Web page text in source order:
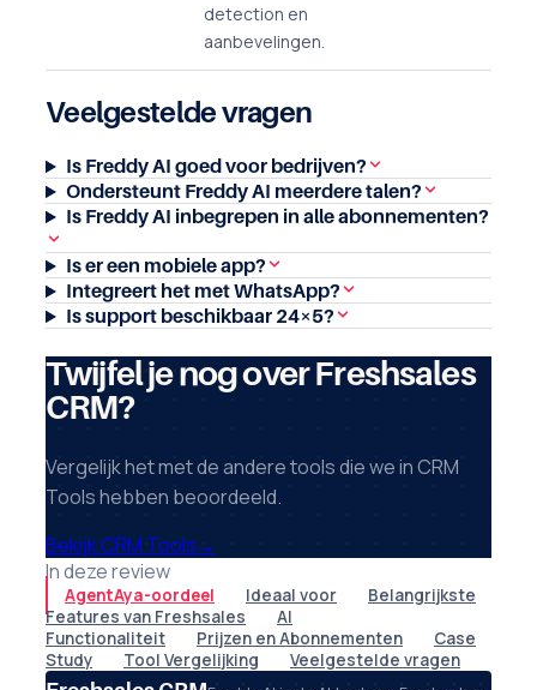
detection en
aanbevelingen.
Veelgestelde vragen
Is Freddy AI goed voor bedrijven?
Ondersteunt Freddy AI meerdere talen?
Is Freddy AI inbegrepen in alle abonnementen?
Is er een mobiele app?
Integreert het met WhatsApp?
Is support beschikbaar 24×5?
Twijfel je nog over Freshsales
CRM?
Vergelijk het met de andere tools die we in CRM
Tools hebben beoordeeld.
Bekijk CRM Tools→
In deze review
AgentAya-oordeel Ideaal voor
Belangrijkste
Features van Freshsales
AI
Functionaliteit
Prijzen en Abonnementen
Case
Study
Tool Vergelijking Veelgestelde vragen